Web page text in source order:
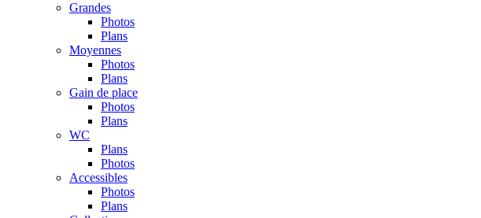
Grandes
Photos
Plans
Moyennes
Photos
Plans
Gain de place
Photos
Plans
WC
Plans
Photos
Accessibles
Photos
Plans